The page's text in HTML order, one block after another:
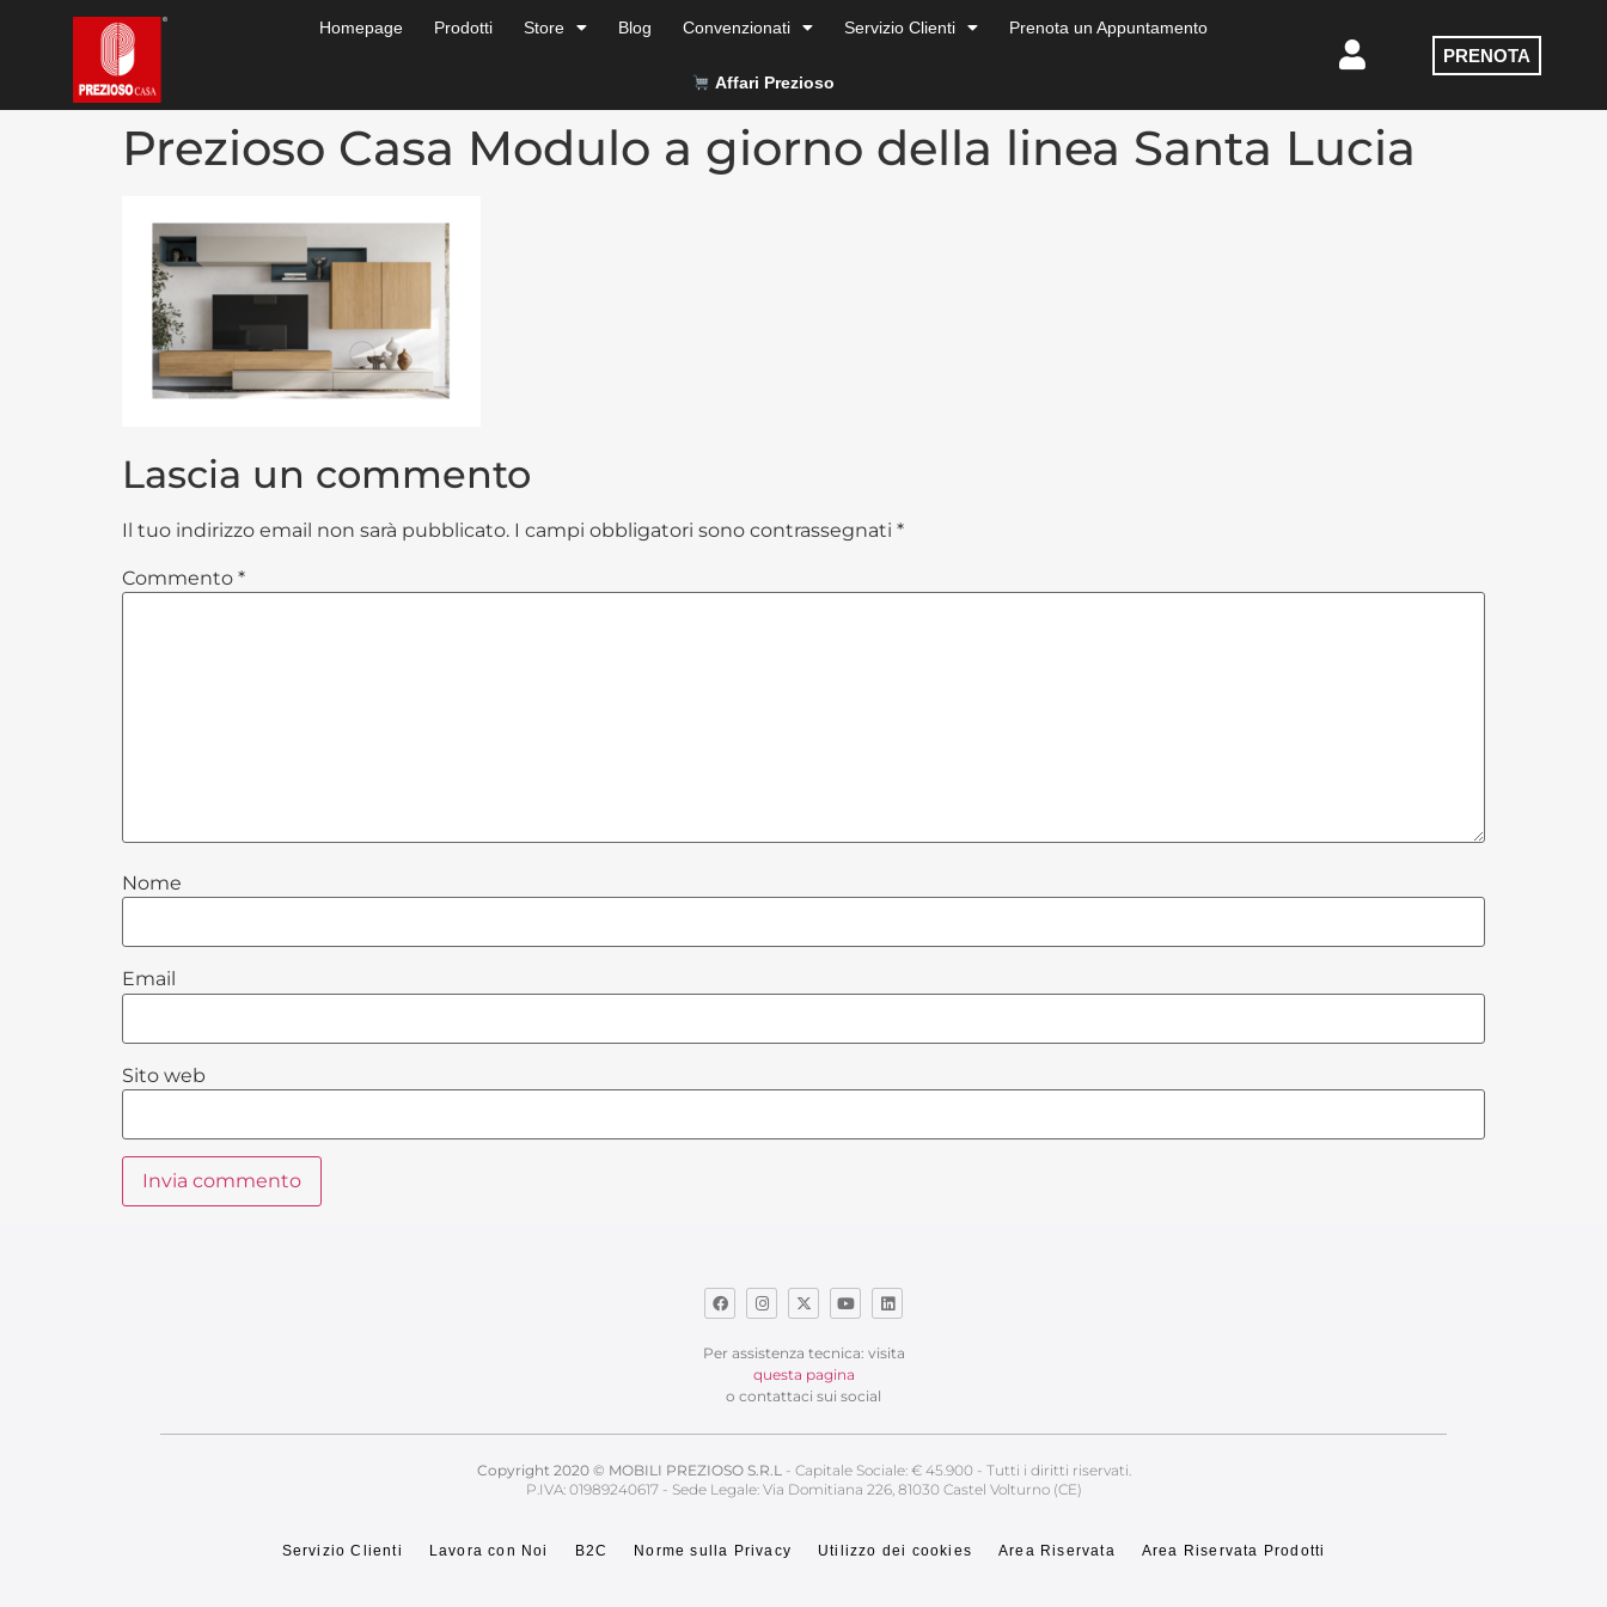
Homepage Prodotti Store Blog Convenzionati Servizio Clienti Prenota un Appuntamento
Affari Prezioso
PRENOTA
Prezioso Casa Modulo a giorno della linea Santa Lucia
Lascia un commento
Il tuo indirizzo email non sarà pubblicato. I campi obbligatori sono contrassegnati *
Commento *
Nome
Email
Sito web
Per assistenza tecnica: visita
questa pagina
o contattaci sui social
Copyright 2020 © MOBILI PREZIOSO S.R.L - Capitale Sociale: € 45.900 - Tutti i diritti riservati.
P.IVA: 01989240617 - Sede Legale: Via Domitiana 226, 81030 Castel Volturno (CE)
Servizio Clienti Lavora con Noi B2C Norme sulla Privacy Utilizzo dei cookies Area Riservata Area Riservata Prodotti